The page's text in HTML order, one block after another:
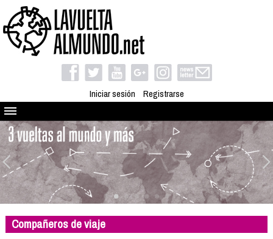
Iniciar sesión Registrarse
Quienes somos
El proyecto
Blog
Viaja con nosotros
Camino solidario
Libros
Compañeros de viaje